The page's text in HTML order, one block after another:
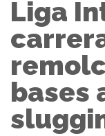
Liga
bases